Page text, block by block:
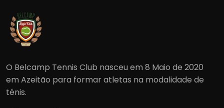
O Belcamp Tennis Club nasceu em 8 Maio de 2020
em Azeitão para formar atletas na modalidade de
ténis.